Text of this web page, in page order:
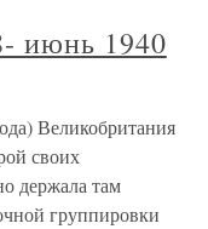
июнь 1940
Великобритания
своих
держала там
группировки